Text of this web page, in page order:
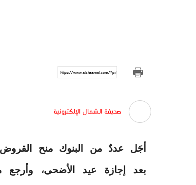
https://www.alshaamal.com/?p=9698
صحيفة الشمال الإلكترونية
أجَل عددٌ من البنوك منح القروض
بعد إجازة عيد الأضحى،